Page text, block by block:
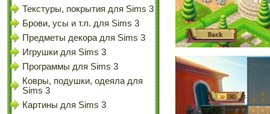
Текстуры, покрытия для Sims 3
Брови, усы и т.п. для Sims 3
Предметы декора для Sims 3
Игрушки для Sims 3
Программы для Sims 3
Ковры, подушки, одеяла для
Sims 3
Картины для Sims 3